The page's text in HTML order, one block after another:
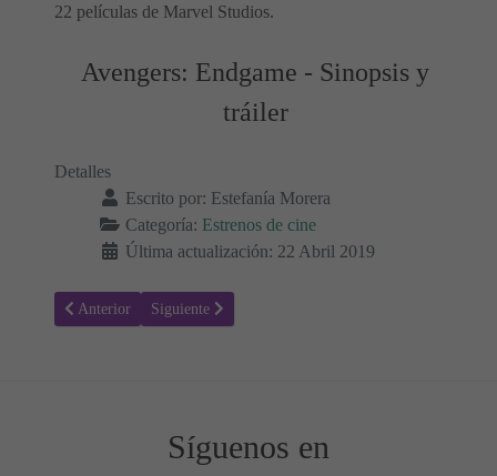
22 películas de Marvel Studios.
Avengers: Endgame - Sinopsis y
tráiler
Detalles
Escrito por: Estefanía Morera
Categoría: Estrenos de cine
Última actualización: 22 Abril 2019
Artículo anterior: Estreno de la película, Hellboy - Sinopsis y Trailer
Anterior Artículo siguiente: La importancia de llamarse Oscar
Siguiente
Síguenos en